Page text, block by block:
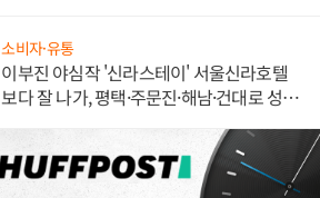
소비자·유통
이부진 야심작 '신라스테이' 서울신라호텔
보다 잘 나가, 평택·주문진·해남·건대로 성